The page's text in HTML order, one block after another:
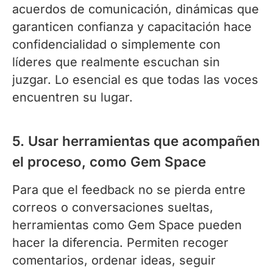
acuerdos de comunicación, dinámicas que
garanticen confianza y capacitación hace
confidencialidad o simplemente con
líderes que realmente escuchan sin
juzgar. Lo esencial es que todas las voces
encuentren su lugar.
5. Usar herramientas que acompañen
el proceso, como Gem Space
Para que el feedback no se pierda entre
correos o conversaciones sueltas,
herramientas como Gem Space pueden
hacer la diferencia. Permiten recoger
comentarios, ordenar ideas, seguir